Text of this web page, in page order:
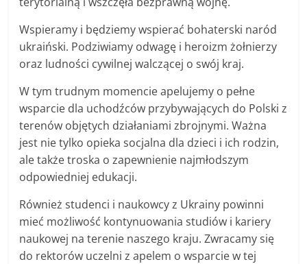
Wspieramy i będziemy wspierać bohaterski naród
ukraiński. Podziwiamy odwagę i heroizm żołnierzy
oraz ludności cywilnej walczącej o swój kraj.
W tym trudnym momencie apelujemy o pełne
wsparcie dla uchodźców przybywających do Polski z
terenów objętych działaniami zbrojnymi. Ważna
jest nie tylko opieka socjalna dla dzieci i ich rodzin,
ale także troska o zapewnienie najmłodszym
odpowiedniej edukacji.
Również studenci i naukowcy z Ukrainy powinni
mieć możliwość kontynuowania studiów i kariery
naukowej na terenie naszego kraju. Zwracamy się
do rektorów uczelni z apelem o wsparcie w tej